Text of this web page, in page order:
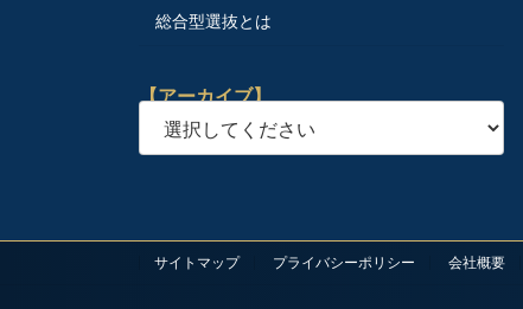
総合型選抜とは
【アーカイブ】
サイトマップ プライバシーポリシー 会社概要